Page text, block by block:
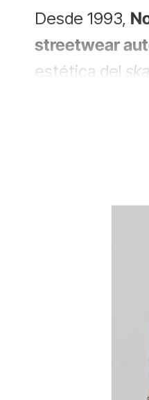
Desde 1993,
streetwear
estética del
garantizan
Tejidos